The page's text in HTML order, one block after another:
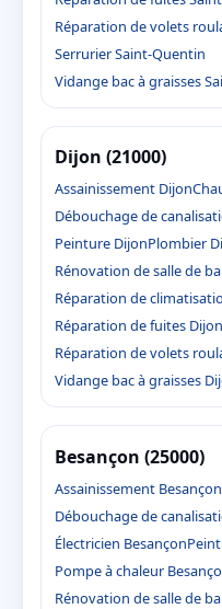
Réparation de volets
Serrurier Saint-Quentin
Vidange bac à graisses
Dijon (21000)
Assainissement Dijon
Débouchage de
Peinture DijonPlombier
Rénovation de salle de
Réparation de
Réparation de fuites Dijon
Réparation de volets
Vidange bac à graisses
Besançon (25000)
Assainissement Besançon
Débouchage de
Électricien Besançon
Pompe à chaleur
Rénovation de salle de